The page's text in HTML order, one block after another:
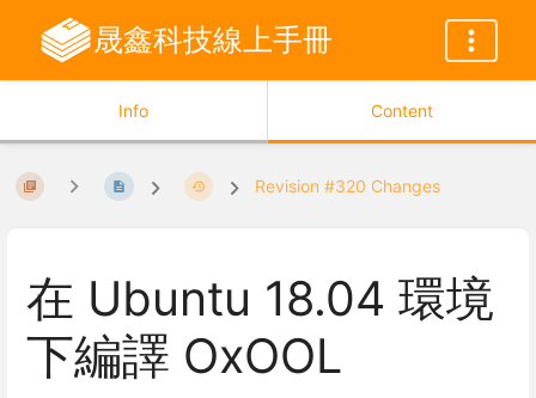
晟鑫科技線上手冊
Info Content
Revision #320 Changes
在 Ubuntu 18.04 環境
下編譯 OxOOL